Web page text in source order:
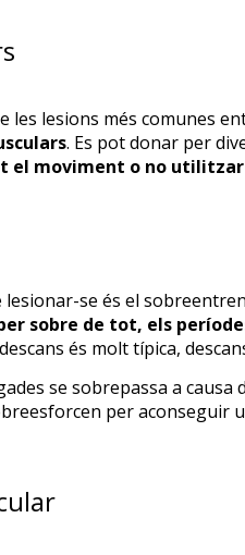
les lesions més comunes
. Es pot donar per
moviment o no utilitzar
lesionar-se és el
sobre de tot, els
és molt típica,
se sobrepassa a causa
per aconseguir